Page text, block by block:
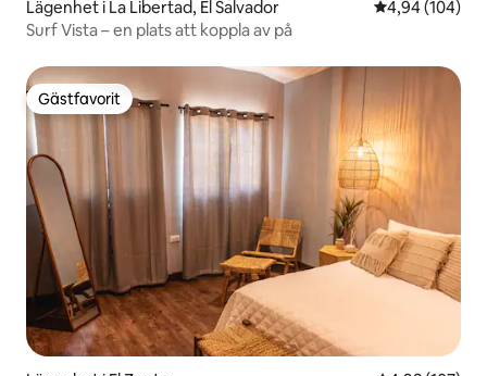
Lägenhet i La Libertad, El Salvador 4,94 av 5 i
4,94 (104)
Surf Vista – en plats att koppla av på
Gästfavorit
Gästfavorit